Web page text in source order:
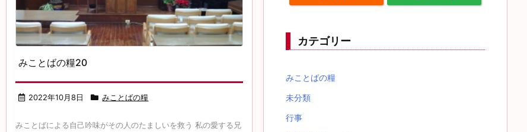
みことばの糧20
2022年10月8日 みことばの糧
みことばによる自己吟味がその人のたましいを救う 私の愛する兄
カテゴリー
みことばの糧
未分類
行事